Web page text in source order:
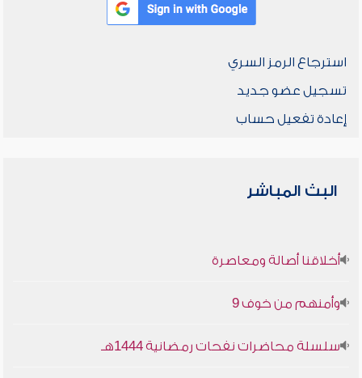
استرجاع الرمز السري
تسجيل عضو جديد
إعادة تفعيل حساب
البث المباشر
أخلاقنا أصالة ومعاصرة
وأمنهم من خوف 9
سلسلة محاضرات نفحات رمضانية 1444هـ